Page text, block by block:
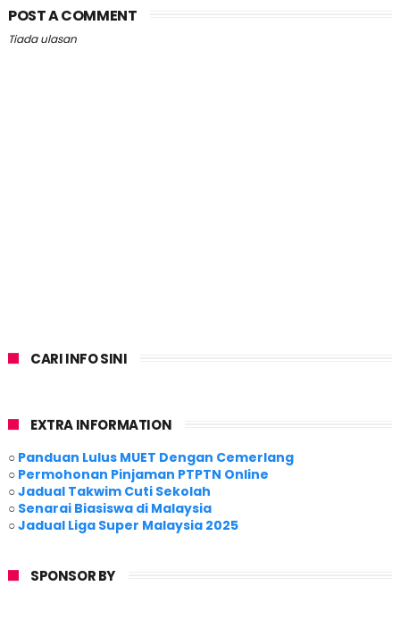
POST A COMMENT
Tiada ulasan
CARI INFO SINI
EXTRA INFORMATION
○ Panduan Lulus MUET Dengan Cemerlang
○ Permohonan Pinjaman PTPTN Online
○Jadual Takwim Cuti Sekolah
○ Senarai Biasiswa di Malaysia
○Jadual Liga Super Malaysia 2025
SPONSOR BY